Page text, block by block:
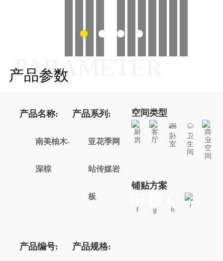
产品参数
PARAMETER
产品名称:
南美柚木-
深棕
产品系列:
亚花季网
站传媒岩
板
产品编号: 产品规格:
空间类型
厨
房
客
厅
卧
室
卫
生
间
商
业
空
间
铺贴方案
f g h
i